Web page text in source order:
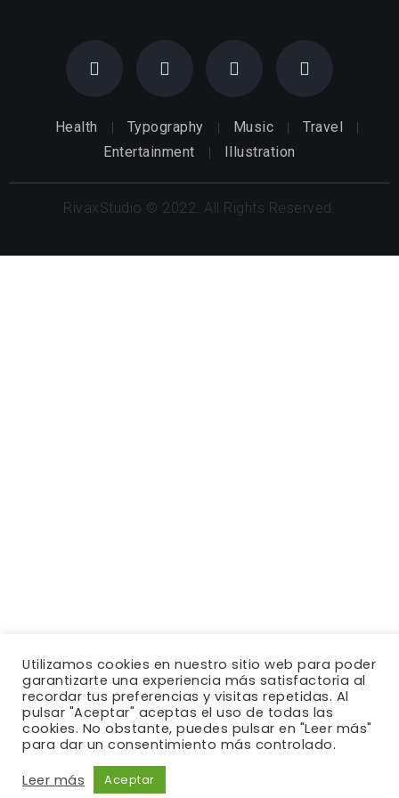
Health Typography Music
Travel
Entertainment
Illustration
RivaxStudio © 2022. All Rights Reserved.
Utilizamos cookies en nuestro sitio web para poder
garantizarte una experiencia más satisfactoria al
recordar tus preferencias y visitas repetidas. Al
pulsar "Aceptar" aceptas el uso de todas las
cookies. No obstante, puedes pulsar en "Leer más"
para dar un consentimiento más controlado.
Leer más
Aceptar